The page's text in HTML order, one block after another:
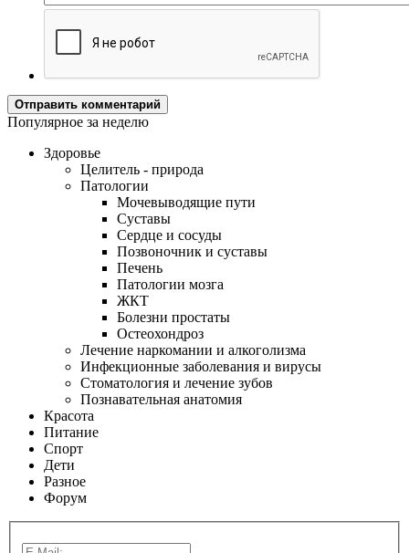
Отправить комментарий
Популярное за неделю
Здоровье
Целитель - природа
Патологии
Мочевыводящие пути
Суставы
Сердце и сосуды
Позвоночник и суставы
Печень
Патологии мозга
ЖКТ
Болезни простаты
Остеохондроз
Лечение наркомании и алкоголизма
Инфекционные заболевания и вирусы
Стоматология и лечение зубов
Познавательная анатомия
Красота
Питание
Спорт
Дети
Разное
Форум